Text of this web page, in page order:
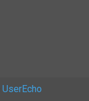
UserEcho